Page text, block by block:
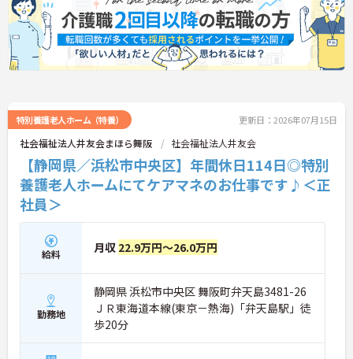
特別養護老人ホーム（特養） 更新日：2026年07月15日
社会福祉法人井友会まほら舞阪 社会福祉法人井友会
【静岡県／浜松市中央区】年間休日114日◎特別
養護老人ホームにてケアマネのお仕事です♪＜正
社員＞
給料 月収 22.9万円～26.0万円
勤務地
静岡県 浜松市中央区 舞阪町弁天島3481-26
ＪＲ東海道本線(東京－熱海)「弁天島駅」徒
歩20分